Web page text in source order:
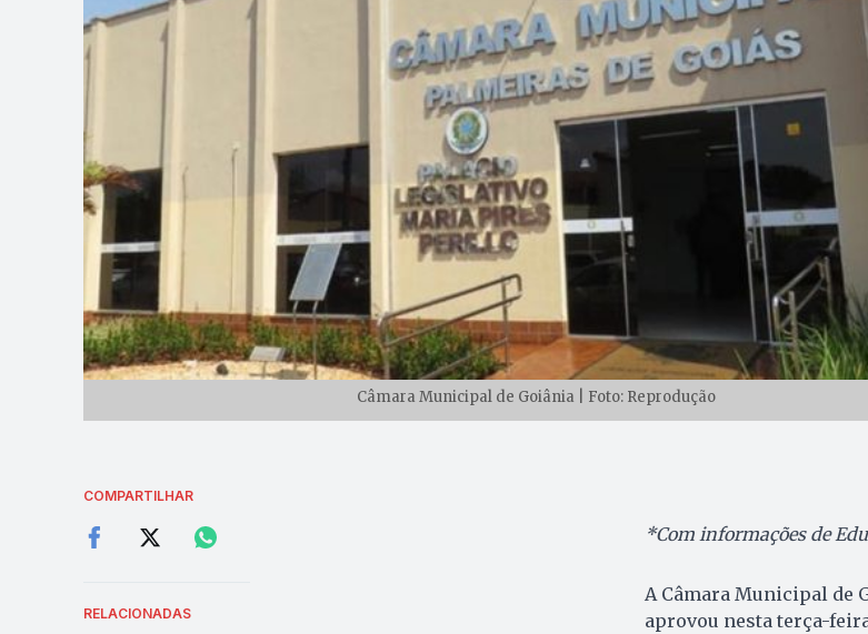
Câmara Municipal de Goiânia | Foto: Reprodução
COMPARTILHAR
RELACIONADAS
*Com informações de
A Câmara Municipal de
aprovou nesta terça-